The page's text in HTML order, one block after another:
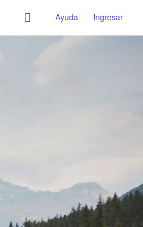
Ingresar
Ayuda